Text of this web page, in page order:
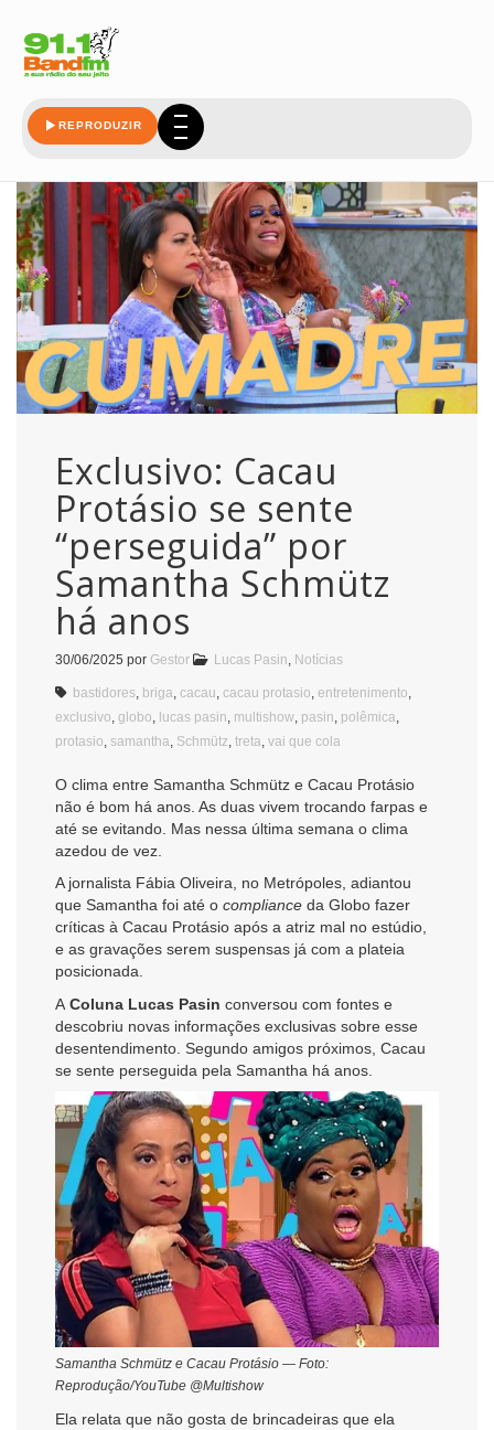
REPRODUZIR
Exclusivo: Cacau
Protásio se sente
“perseguida” por
Samantha Schmütz
há anos
30/06/2025 por Gestor Lucas Pasin, Notícias
bastidores, briga, cacau, cacau protasio, entretenimento,
exclusivo, globo, lucas pasin, multishow, pasin, polêmica,
protasio, samantha, Schmütz, treta, vai que cola
O clima entre Samantha Schmütz e Cacau Protásio
não é bom há anos. As duas vivem trocando farpas e
até se evitando. Mas nessa última semana o clima
azedou de vez.
A jornalista Fábia Oliveira, no Metrópoles, adiantou
que Samantha foi até o compliance da Globo fazer
críticas à Cacau Protásio após a atriz mal no estúdio,
e as gravações serem suspensas já com a plateia
posicionada.
A Coluna Lucas Pasin conversou com fontes e
descobriu novas informações exclusivas sobre esse
desentendimento. Segundo amigos próximos, Cacau
se sente perseguida pela Samantha há anos.
Samantha Schmütz e Cacau Protásio — Foto:
Reprodução/YouTube @Multishow
Ela relata que não gosta de brincadeiras que ela